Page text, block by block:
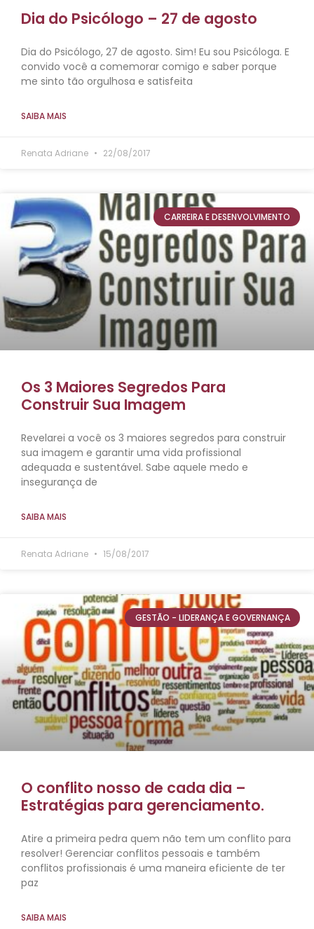
Dia do Psicólogo – 27 de agosto
Dia do Psicólogo, 27 de agosto. Sim! Eu sou Psicóloga. E
convido você a comemorar comigo e saber porque
me sinto tão orgulhosa e satisfeita
SAIBA MAIS
Renata Adriane 22/08/2017
CARREIRA E DESENVOLVIMENTO
Os 3 Maiores Segredos Para
Construir Sua Imagem
Revelarei a você os 3 maiores segredos para construir
sua imagem e garantir uma vida profissional
adequada e sustentável. Sabe aquele medo e
insegurança de
SAIBA MAIS
Renata Adriane 15/08/2017
GESTÃO - LIDERANÇA E GOVERNANÇA
O conflito nosso de cada dia –
Estratégias para gerenciamento.
Atire a primeira pedra quem não tem um conflito para
resolver! Gerenciar conflitos pessoais e também
conflitos profissionais é uma maneira eficiente de ter
paz
SAIBA MAIS